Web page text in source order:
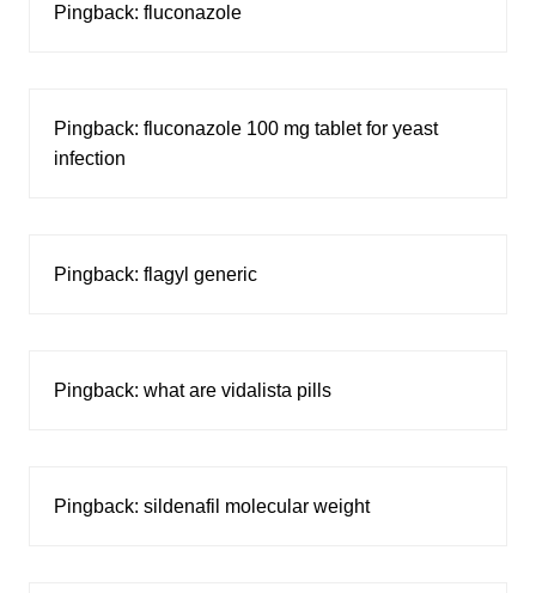
Pingback: fluconazole
Pingback: fluconazole 100 mg tablet for yeast
infection
Pingback: flagyl generic
Pingback: what are vidalista pills
Pingback: sildenafil molecular weight